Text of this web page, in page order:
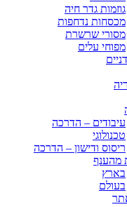
גוזמות גדר חיה
מכסחות נדחפות
מסורי שרשרת
מפוחי עלים
עיבודים – הדרכה
טכנולוגי
ריסוס ודישון – הדרכה
מהענף
בארץ
בעולם